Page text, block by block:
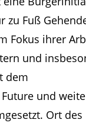
zu Fuß
Fokus ihrer
und
dem
und
Ort des